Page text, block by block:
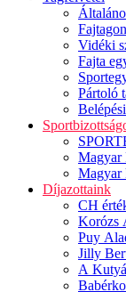
Vidéki
Fajta
Pártoló
Magyar
Magyar
Díjazottaink
CH
Korózs
Puy
Jilly
A